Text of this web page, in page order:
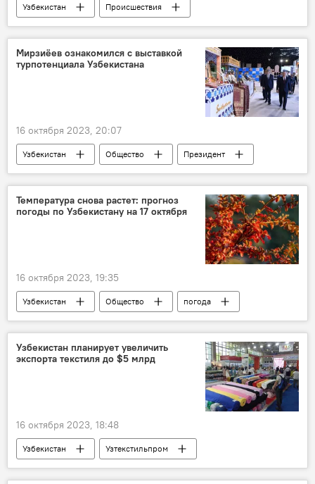
Узбекистан
Происшествия
пограничники
погранслужба
комментарий
Мирзиёев ознакомился с выставкой
турпотенциала Узбекистана
16 октября 2023, 20:07
Узбекистан Общество
Президент
Шавкат Мирзиёев
Выставка
Температура снова растет: прогноз
погоды по Узбекистану на 17 октября
16 октября 2023, 19:35
Узбекистан Общество
погода
погода в Узбекистане
прогноз
прогноз погоды
прогноз погоды по Узбекистану
Узбекистан планирует увеличить
экспорта текстиля до $5 млрд
16 октября 2023, 18:48
Узбекистан
Узтекстильпром
Выставка
текстиль Экспорт